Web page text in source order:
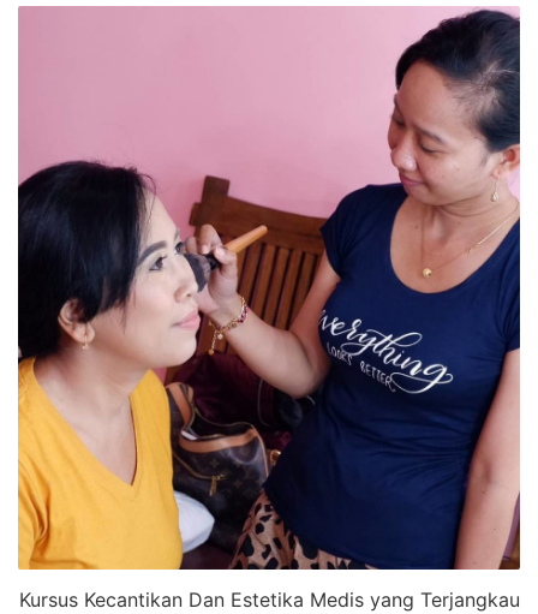
Kursus Kecantikan Dan Estetika Medis yang Terjangkau